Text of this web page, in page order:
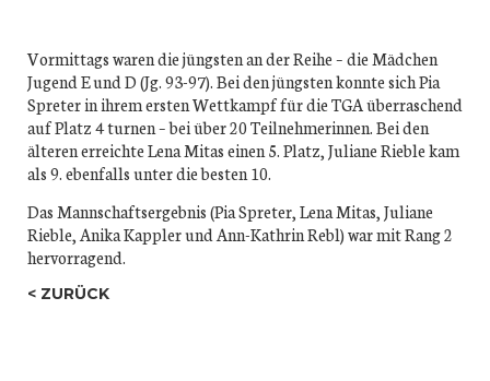
Vormittags waren die jüngsten an der Reihe – die Mädchen
Jugend E und D (Jg. 93-97). Bei den jüngsten konnte sich Pia
Spreter in ihrem ersten Wettkampf für die TGA überraschend
auf Platz 4 turnen – bei über 20 Teilnehmerinnen. Bei den
älteren erreichte Lena Mitas einen 5. Platz, Juliane Rieble kam
als 9. ebenfalls unter die besten 10.
Das Mannschaftsergebnis (Pia Spreter, Lena Mitas, Juliane
Rieble, Anika Kappler und Ann-Kathrin Rebl) war mit Rang 2
hervorragend.
ZURÜCK